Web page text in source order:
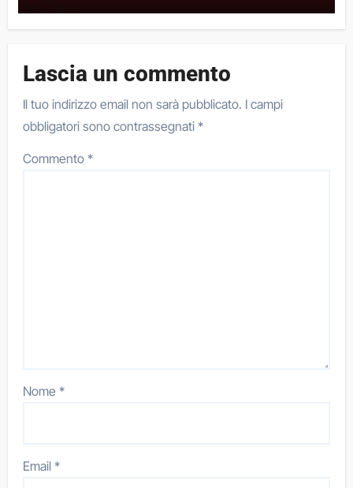
Lascia un commento
Il tuo indirizzo email non sarà pubblicato. I campi
obbligatori sono contrassegnati*
Commento*
Nome*
Email*